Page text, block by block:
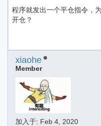
程序就发出一个平仓指令，
开仓？
xiaohe
Member
加入于: Feb 4, 2020